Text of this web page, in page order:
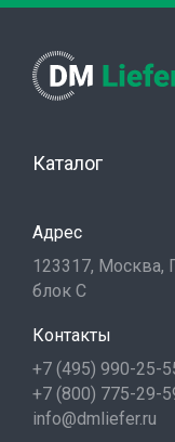
Каталог
Адрес
123317, Москва,
блок С
Контакты
+7 (495) 990-25-
+7 (800) 775-29-
info@dmliefer.ru